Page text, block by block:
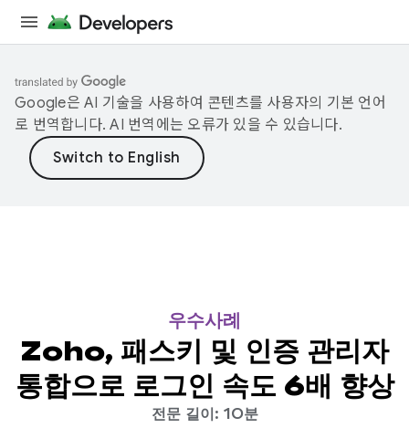
Google은 AI 기술을 사용하여 콘텐츠를 사용자의 기본 언어
로 번역합니다. AI 번역에는 오류가 있을 수 있습니다.
우수사례
Zoho, 패스키 및 인증 관리자
통합으로 로그인 속도 6배 향상
전문 길이: 10분